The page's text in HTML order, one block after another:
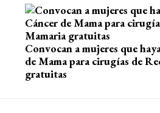
Convocan a mujeres que
de Mama para cirugías de
gratuitas